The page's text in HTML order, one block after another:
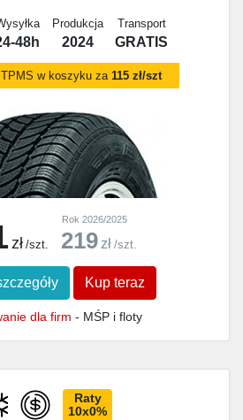
48h
Produkcja
2024
Transport
GRATIS
w koszyku za115 zł/szt
zł /szt.
Rok 2026/2025
219 zł /szt.
Kup teraz
dla firm - MŚP i floty
Raty
10x0%